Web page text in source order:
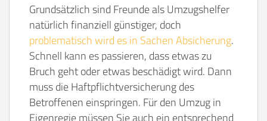
Grundsätzlich sind Freunde als Umzugshelfer
natürlich finanziell günstiger, doch
problematisch wird es in Sachen Absicherung.
Schnell kann es passieren, dass etwas zu
Bruch geht oder etwas beschädigt wird. Dann
muss die Haftpflichtversicherung des
Betroffenen einspringen. Für den Umzug in
Eigenregie müssen Sie auch ein entsprechend